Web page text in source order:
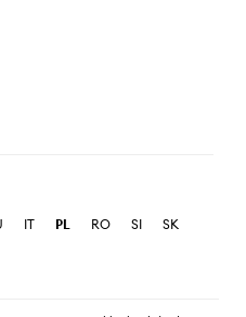
IT PL RO SI
SK